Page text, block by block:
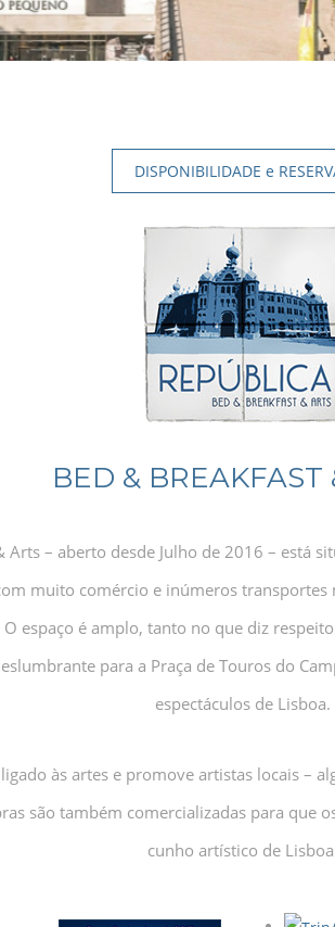
DISPONIBILIDADE e
BED & BREAKFAST
Arts – aberto desde Julho de 2016 – está
muito comércio e inúmeros
espaço é amplo, tanto no que diz
para a Praça de Touros do
espectáculos de Lisboa.
às artes e promove artistas locais –
são também comercializadas para que
cunho artístico de